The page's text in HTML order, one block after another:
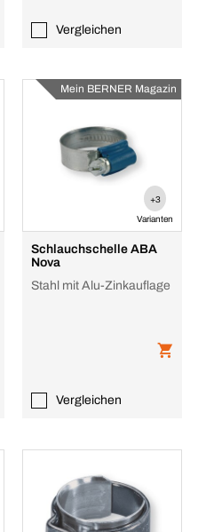
Vergleichen
Mein BERNER Magazin
+3
Varianten
Schlauchschelle ABA
Nova
Stahl mit Alu-Zinkauflage
Vergleichen